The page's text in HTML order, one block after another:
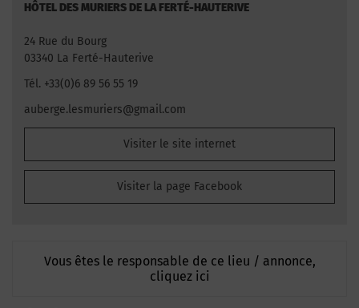
HÔTEL DES MURIERS DE LA FERTÉ-HAUTERIVE
24 Rue du Bourg
03340 La Ferté-Hauterive
Tél. +33(0)6 89 56 55 19
auberge.lesmuriers@gmail.com
Visiter le site internet
Visiter la page Facebook
Vous êtes le responsable de ce lieu / annonce,
cliquez ici